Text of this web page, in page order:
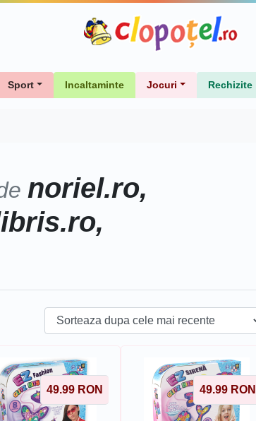
Sport Incaltaminte Jocuri Rechizite
noriel.ro,
49.99 RON 49.99 RON